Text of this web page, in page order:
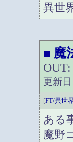
異世
■ 魔
更新
[FT/異世
ある
魔野